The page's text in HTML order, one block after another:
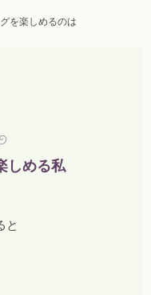
を楽しめるのは
しめる私
と